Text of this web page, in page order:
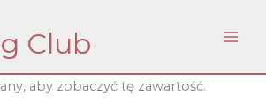
Club
aby zobaczyć tę zawartość.